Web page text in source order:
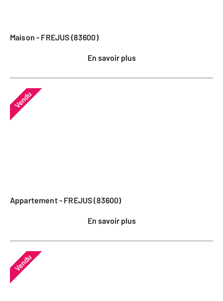
Maison - FREJUS (83600)
En savoir plus
Vendu
Appartement - FREJUS (83600)
En savoir plus
Vendu